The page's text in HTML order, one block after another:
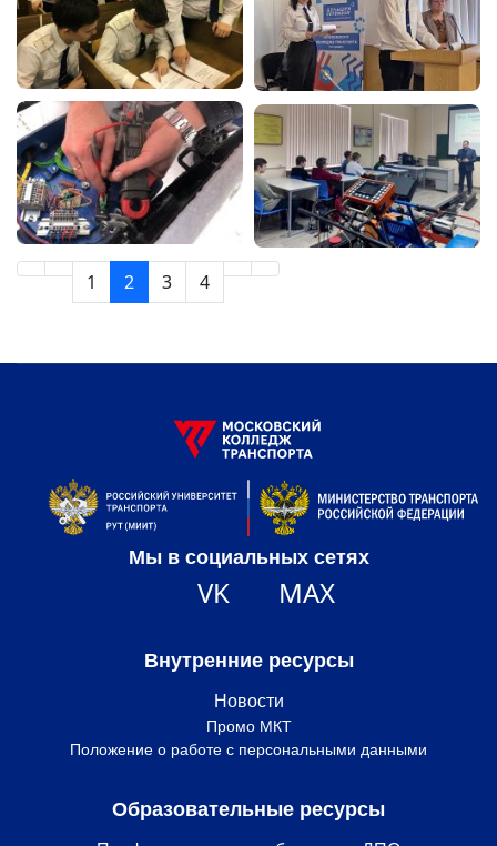
1 2 3 4
Мы в социальных сетях
VK MAX
Внутренние ресурсы
Новости
Промо МКТ
Положение о работе с персональными данными
Образовательные ресурсы